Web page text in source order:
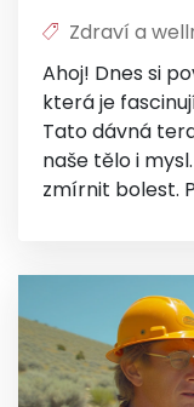
Zdraví a
Ahoj! Dnes si
která je
Tato dávná
naše tělo i
zmírnit bolest.